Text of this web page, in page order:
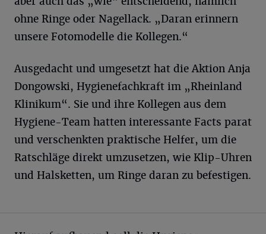
ohne Ringe oder Nagellack. „Daran erinnern
unsere Fotomodelle die Kollegen.“
Ausgedacht und umgesetzt hat die Aktion Anja
Dongowski, Hygienefachkraft im „Rheinland
Klinikum“. Sie und ihre Kollegen aus dem
Hygiene-Team hatten interessante Facts parat
und verschenkten praktische Helfer, um die
Ratschläge direkt umzusetzen, wie Klip-Uhren
und Halsketten, um Ringe daran zu befestigen.